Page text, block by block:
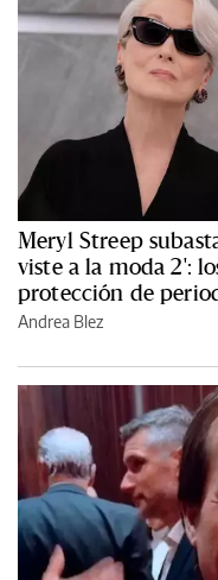
Meryl Streep
viste a la moda 2':
protección de
Andrea Blez